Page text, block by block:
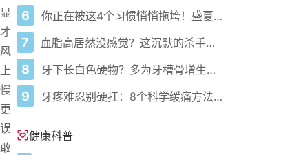
6 你正在被这4个习惯悄悄拖垮！盛夏健康警报已拉响
7 血脂高居然没感觉？这沉默的杀手正悄悄盯上你！
8 牙下长白色硬物？多为牙槽骨增生，应对指南来了
9 牙疼难忍别硬扛：8个科学缓痛方法收好
健康科普